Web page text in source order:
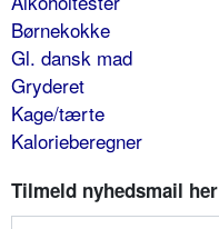
Børnekokke
Gl. dansk mad
Gryderet
Kage/tærte
Kalorieberegner
Tilmeld nyhedsmail her